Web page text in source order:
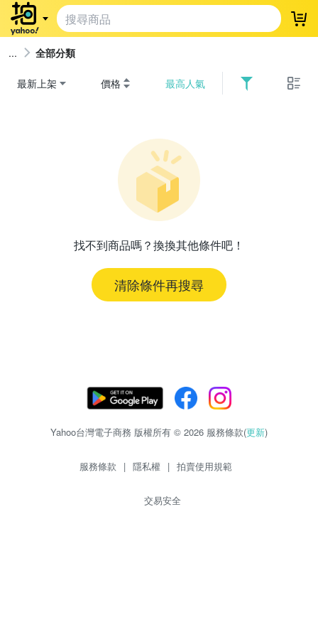
登
全部分類
最新上架 價格 最高人氣
找不到商品嗎？換換其他條件吧！
清除條件再搜尋
Yahoo台灣電子商務 版權所有 © 2026 服務條款(更新)
服務條款 | 隱私權 | 拍賣使用規範
交易安全